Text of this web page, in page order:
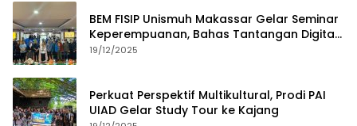
BEM FISIP Unismuh Makassar Gelar Seminar
Keperempuanan, Bahas Tantangan Digital
dan Budaya Lokal
19/12/2025
Perkuat Perspektif Multikultural, Prodi PAI
UIAD Gelar Study Tour ke Kajang